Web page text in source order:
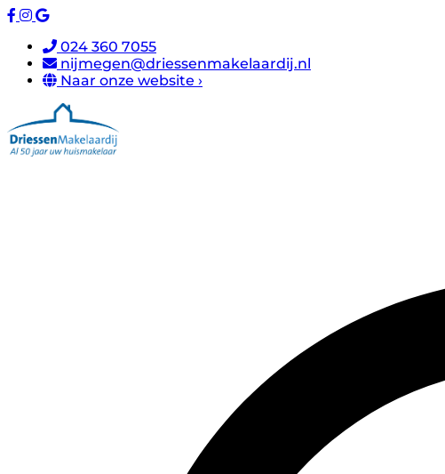
024 360 7055
nijmegen@driessenmakelaardij.nl
Naar onze website ›